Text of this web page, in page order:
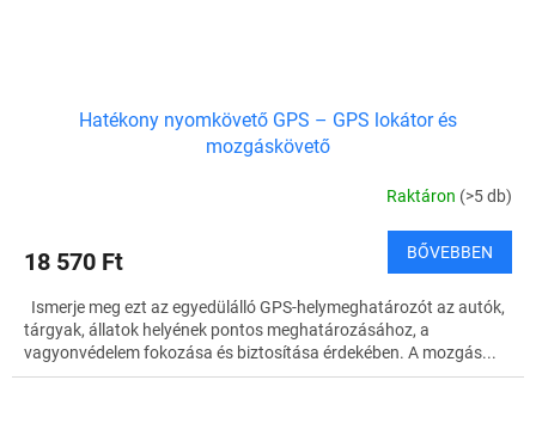
Hatékony nyomkövető GPS – GPS lokátor és
mozgáskövető
Raktáron (>5 db)
18 570 Ft BŐVEBBEN
Ismerje meg ezt az egyedülálló GPS-helymeghatározót az autók,
tárgyak, állatok helyének pontos meghatározásához, a
vagyonvédelem fokozása és biztosítása érdekében. A mozgás...